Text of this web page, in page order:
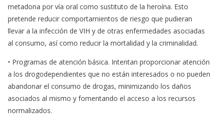
metadona por vía oral como sustituto de la heroína. Esto
pretende reducir comportamientos de riesgo que pudieran
llevar a la infección de VIH y de otras enfermedades asociadas
al consumo, así como reducir la mortalidad y la criminalidad.
• Programas de atención básica. Intentan proporcionar atención
a los drogodependientes que no están interesados o no pueden
abandonar el consumo de drogas, minimizando los daños
asociados al mismo y fomentando el acceso a los recursos
normalizados.